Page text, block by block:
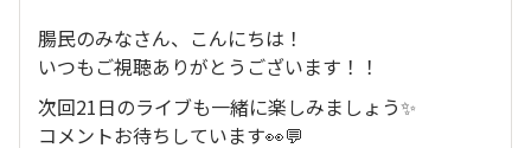
腸民のみなさん、こんにちは！
いつもご視聴ありがとうございます！！
次回21日のライブも一緒に楽しみましょう✨
コメントお待ちしています👀💬